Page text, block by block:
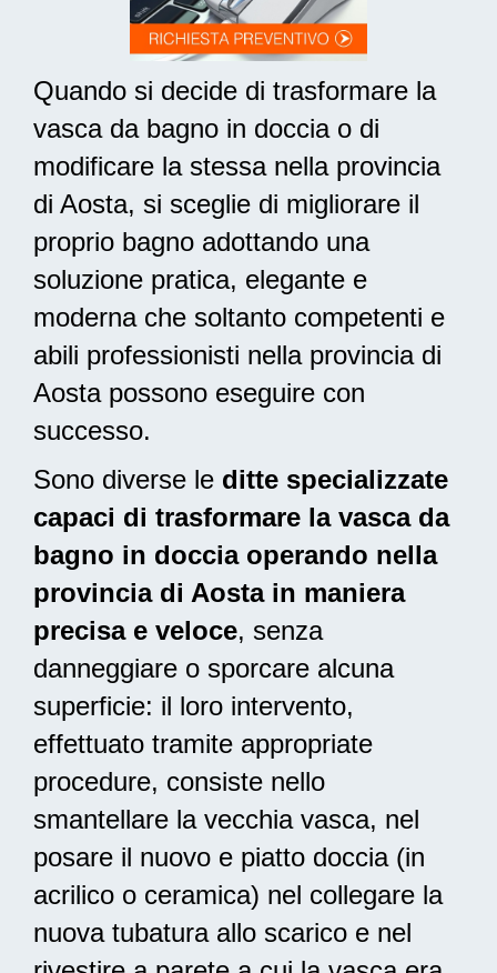
Quando si decide di trasformare la
vasca da bagno in doccia o di
modificare la stessa nella provincia
di Aosta, si sceglie di migliorare il
proprio bagno adottando una
soluzione pratica, elegante e
modernache soltanto competenti e
abili professionisti nella provincia di
Aosta possono eseguire con
successo.
Sono diverse le ditte specializzate
capaci di trasformare la vasca da
bagno in doccia operando nella
provincia di Aosta in maniera
precisa e veloce, senza
danneggiare o sporcare alcuna
superficie: il loro intervento,
effettuato tramite appropriate
procedure, consiste nello
smantellare la vecchia vasca, nel
posare il nuovo e piatto doccia (in
acrilico o ceramica) nel collegare la
nuova tubatura allo scarico e nel